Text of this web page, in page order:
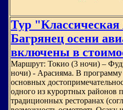
Тур
Багрянец осени
включены в
Маршрут: Токио (3 ночи) –
ночи) - Арасияма. В
основных
одного из курортных районов
традиционных ресторанах